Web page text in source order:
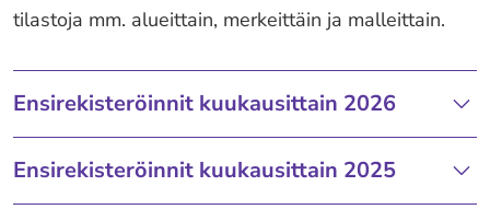
tilastoja mm. alueittain, merkeittäin ja malleittain.
Ensirekisteröinnit kuukausittain 2026
Ensirekisteröinnit kuukausittain 2025